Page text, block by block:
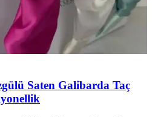
Saten Galibarda Taç